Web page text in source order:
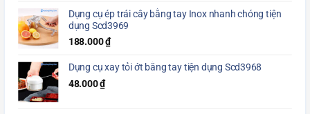
Dụng cụ ép trái cây bằng tay Inox nhanh chóng tiện
dụng Scd3969
188.000₫
Dụng cụ xay tỏi ớt bằng tay tiện dụng Scd3968
48.000₫